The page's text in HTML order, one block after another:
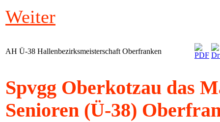
Weiter
AH Ü-38 Hallenbezirksmeisterschaft Oberfranken
Spvgg Oberkotzau das
Senioren (Ü-38)